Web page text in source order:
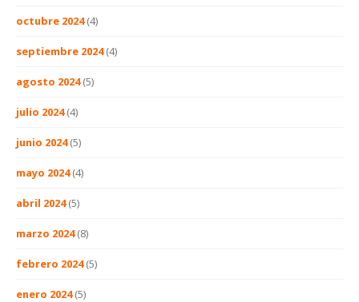
octubre 2024(4)
septiembre 2024(4)
agosto 2024(5)
julio 2024(4)
junio 2024(5)
mayo 2024(4)
abril 2024(5)
marzo 2024(8)
febrero 2024(5)
enero 2024(5)